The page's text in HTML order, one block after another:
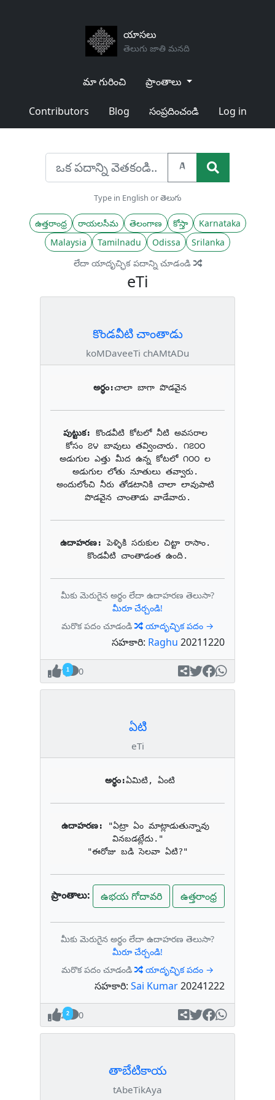
యాసలు
తెలుగు జాతి మనది
మా గురించి ప్రాంతాలు
Contributors Blog సంప్రదించండి Log in
A
Type in English or తెలుగు
ఉత్తరాంధ్ర రాయలసీమ తెలంగాణ కోస్తా
Karnataka
Malaysia
Tamilnadu Odissa
Srilanka
లేదా యాదృచ్ఛిక పదాన్ని చూడండి
eTi
కొండవీటి చాంతాడు
koMDaveeTi chAMtADu
అర్థం:చాలా బాగా పొడవైన
పుట్టుక: కొండవీటి కోటలో నీటి అవసరాల
కోసం ౭౪ బావులు తవ్వించారు. ౧౭౦౦
అడుగుల ఎత్తు మీద ఉన్న కోటలో ౧౦౦ ల
అడుగుల లోతు నూతులు తవ్వారు.
అందులోంచి నీరు తోడటానికి చాలా లావుపాటి
పొడవైన చాంతాడు వాడేవారు.
ఉదాహరణ: పెళ్ళికి సరుకుల చిట్టా రాసాం.
కొండవీటి చాంతాడంత ఉంది.
మీకు మెరుగైన అర్థం లేదా ఉదాహరణ తెలుసా?
మీరూ చేర్చండి!
మరొక పదం చూడండి
యాదృచ్ఛిక పదం →
సహకారి: Raghu 20211220
1 0
ఏటి
eTi
అర్థం:ఏమిటి, ఏంటి
ఉదాహరణ:
"ఏట్రా ఏం మాట్లాడుతున్నావు
వినబడట్లేదు."
"ఈరోజు బడి సెలవా ఏటి?"
ప్రాంతాలు: ఉభయ గోదావరి ఉత్తరాంధ్ర
మీకు మెరుగైన అర్థం లేదా ఉదాహరణ తెలుసా?
మీరూ చేర్చండి!
మరొక పదం చూడండి
యాదృచ్ఛిక పదం →
సహకారి: Sai Kumar20241222
2 0
తాబేటికాయ
tAbeTikAya